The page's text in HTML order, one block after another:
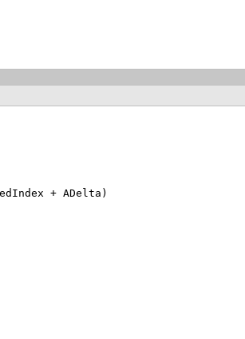
+ ADelta)